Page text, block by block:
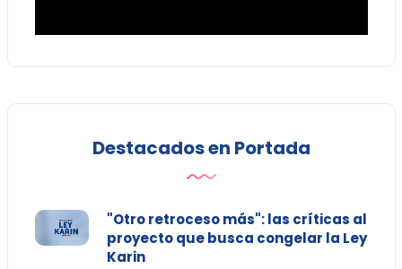
Destacados en Portada
"Otro retroceso más": las críticas al
proyecto que busca congelar la Ley
Karin